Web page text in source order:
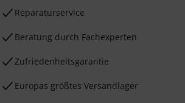
Reparaturservice
Beratung durch Fachexperten
Zufriedenheitsgarantie
Europas größtes Versandlager